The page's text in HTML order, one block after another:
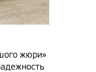
жюри»